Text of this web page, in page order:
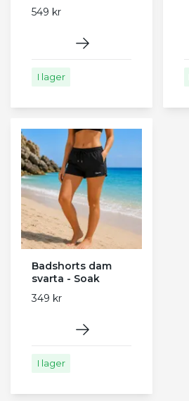
549 kr
I lager
Badshorts dam
svarta - Soak
349 kr
I lager